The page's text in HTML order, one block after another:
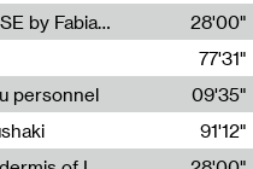
Radia Show #1113 : FOSSIL///NOISE by Fabiana Gibim / Wave Farm
28'00"
77'31"
personnel
09'35"
91'12"